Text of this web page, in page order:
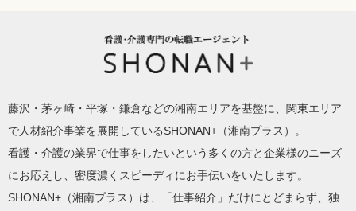
相談
藤沢・茅ヶ崎・平塚・鎌倉などの湘南エリアを基盤に、関東エリア
で人材紹介事業を展開しているSHONAN+（湘南プラス）。
看護・介護の業界で仕事をしたいという多くの方と企業様のニーズ
にお応えし、密度濃くスピーディにお手伝いをいたします。
SHONAN+（湘南プラス）は、「仕事紹介」だけにとどまらず、独